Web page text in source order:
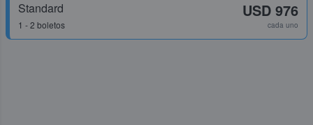
Standard
1 - 2 boletos
USD 976
cada uno